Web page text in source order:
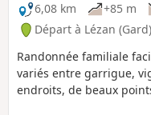
6,08 km
+85 m
Départ à Lézan (Gard)
Randonnée familiale
variés entre garrigue,
endroits, de beaux